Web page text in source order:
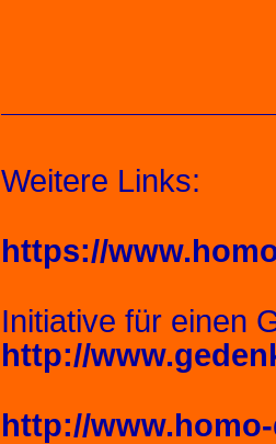
Weitere Links:
https://
Initiative für einen
http://
http://